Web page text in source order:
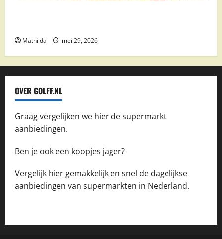
Mathilda mei 29, 2026
OVER GOLFF.NL
Graag vergelijken we hier de supermarkt
aanbiedingen.
Ben je ook een koopjes jager?
Vergelijk hier gemakkelijk en snel de dagelijkse
aanbiedingen van supermarkten in Nederland.